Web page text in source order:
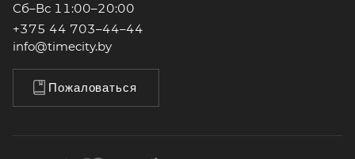
Сб–Вс 11:00–20:00
+375 44 703–44–44
info@timecity.by
Пожаловаться